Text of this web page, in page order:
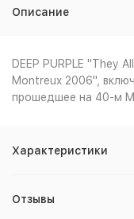
Описание
DEEP PURPLE "They
Montreux 2006",
прошедшее на 40-м
Характеристики
Отзывы